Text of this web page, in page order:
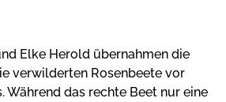
Elke Herold übernahmen die
verwilderten Rosenbeete vor
Während das rechte Beet nur eine